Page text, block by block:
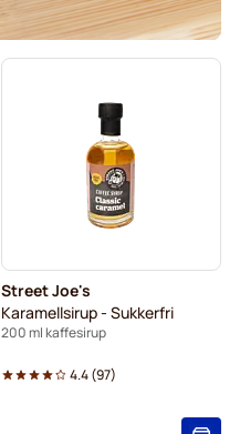
Street Joe's
Karamellsirup - Sukkerfri
200 ml kaffesirup
4.4(97)